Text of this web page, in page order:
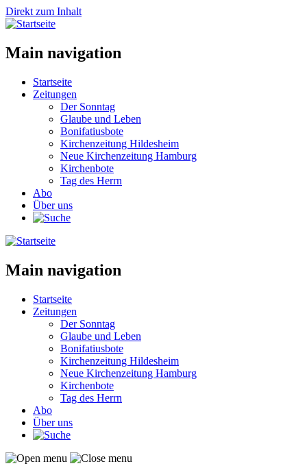
Direkt zum Inhalt
Main navigation
Startseite
Zeitungen
Der Sonntag
Glaube und Leben
Bonifatiusbote
Kirchenzeitung Hildesheim
Neue Kirchenzeitung Hamburg
Kirchenbote
Tag des Herrn
Abo
Über uns
Main navigation
Startseite
Zeitungen
Der Sonntag
Glaube und Leben
Bonifatiusbote
Kirchenzeitung Hildesheim
Neue Kirchenzeitung Hamburg
Kirchenbote
Tag des Herrn
Abo
Über uns